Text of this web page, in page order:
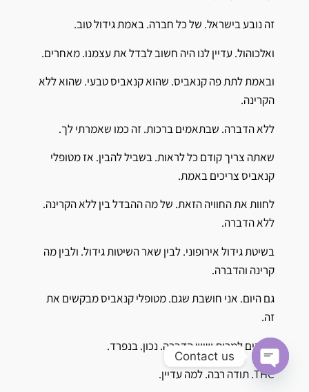
זה נובע בישראל. של כל חברה. באמת גידול טוב.
ואלכוהול. עדיין לנו היה חשוב לבדל את עצמנו. מאחרים.
ובאמת לתת פה קנאביס. שהוא קנאביס טבעי. שהוא ללא
הקרינה.
ללא הדברה. שבתאמים ברכות. זה כמו שאמרתי לך.
שאתה צריך קודם כל לראות. בשביל להבין. אז מטופלי
קנאביס צריכים באמת.
לחוות את החוויה הזאת. של מה ההבדל בין ללא הקרינה.
ללא הדברה.
בשיטת גידול אירופוני. לבין שאר השיטות גידול. ולבין מה
קרינה והדברה.
גם היום. אני חושבת שגם. מטופלי קנאביס מבקשים את
זה.
מזיקים למרות שיש הדברה. נכון. בנפרד.
THC. תודה רבה. למה עדיין.
Contact us
Open chaty